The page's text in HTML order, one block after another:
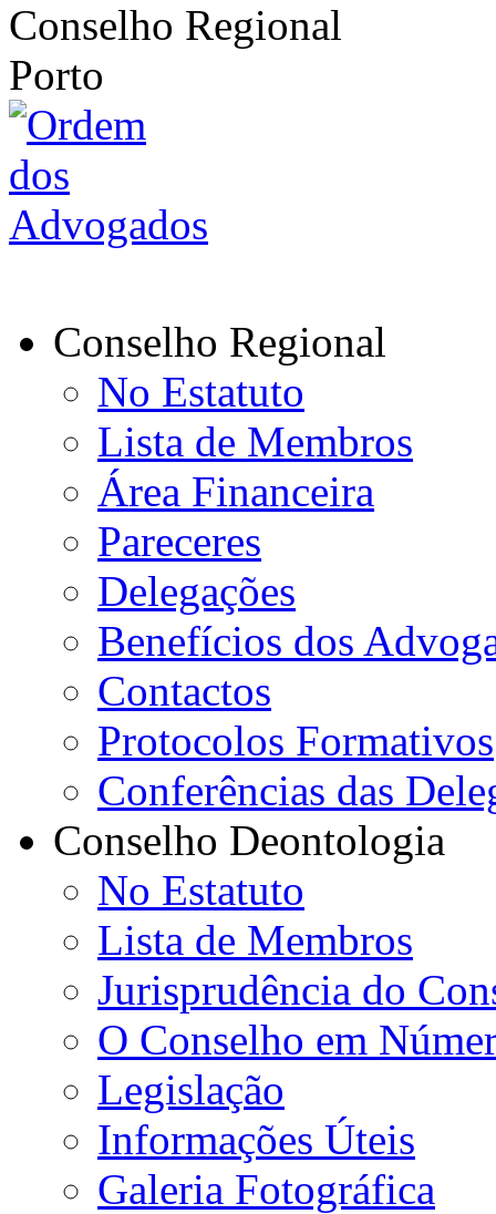
Conselho Regional
Porto
Conselho Regional
No Estatuto
Lista de Membros
Área Financeira
Pareceres
Delegações
Benefícios dos
Contactos
Protocolos Formativos
Conferências das
Conselho Deontologia
No Estatuto
Lista de Membros
Jurisprudência do
O Conselho em
Legislação
Informações Úteis
Galeria Fotográfica